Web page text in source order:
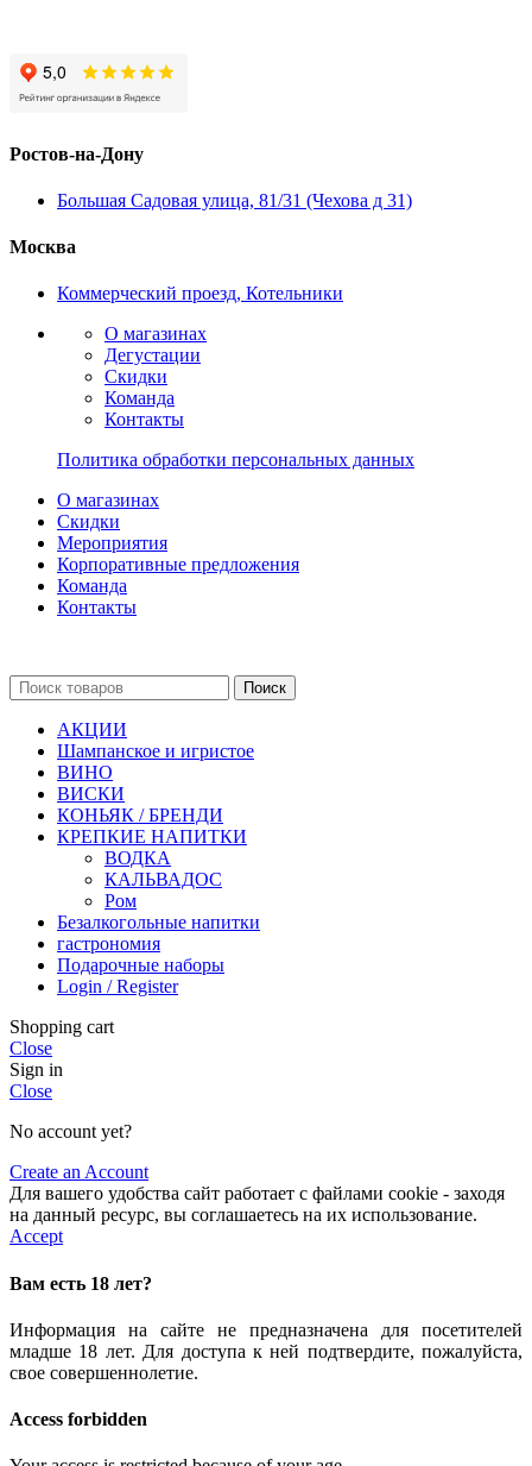
Ростов-на-Дону
Большая Садовая улица, 81/31 (Чехова д 31)
Москва
Коммерческий проезд, Котельники
О магазинах
Дегустации
Скидки
Команда
Контакты
Политика обработки персональных данных
О магазинах
Скидки
Мероприятия
Корпоративные предложения
Команда
Контакты
Поиск
АКЦИИ
Шампанское и игристое
ВИНО
ВИСКИ
КОНЬЯК / БРЕНДИ
КРЕПКИЕ НАПИТКИ
ВОДКА
КАЛЬВАДОС
Ром
Безалкогольные напитки
гастрономия
Подарочные наборы
Login / Register
Shopping cart
Close
Sign in
Close
No account yet?
Create an Account
Для вашего удобства сайт работает с файлами cookie - заходя
на данный ресурс, вы соглашаетесь на их использование.
Accept
Вам есть 18 лет?
Информация на сайте не предназначена для посетителей
младше 18 лет. Для доступа к ней подтвердите, пожалуйста,
свое совершеннолетие.
Access forbidden